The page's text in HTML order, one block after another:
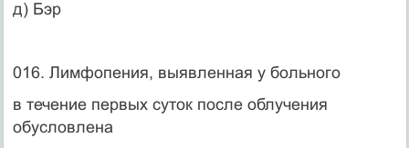
д) Бэр
016. Лимфопения, выявленная у больного
в течение первых суток после облучения
обусловлена